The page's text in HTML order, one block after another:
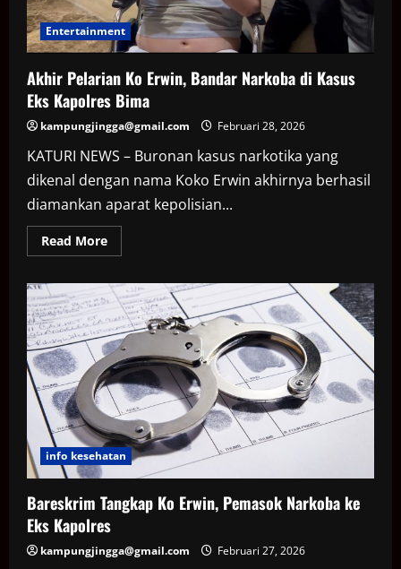
Entertainment
Akhir Pelarian Ko Erwin, Bandar Narkoba di Kasus
Eks Kapolres Bima
kampungjingga@gmail.com Februari 28, 2026
KATURI NEWS – Buronan kasus narkotika yang
dikenal dengan nama Koko Erwin akhirnya berhasil
diamankan aparat kepolisian...
Read MoreRead
more
Pelarian
Ko
Erwin,
Bandar
Narkoba
di
Kasus
Eks
Kapolres
Bima
info kesehatan
Bareskrim Tangkap Ko Erwin, Pemasok Narkoba ke
Eks Kapolres
kampungjingga@gmail.com Februari 27, 2026